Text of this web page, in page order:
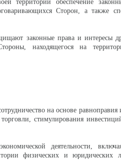
территории обеспечение
Сторон, а также
законные права и интересы
находящегося на
на основе равноправия
стимулирования
деятельности,
физических и юридических